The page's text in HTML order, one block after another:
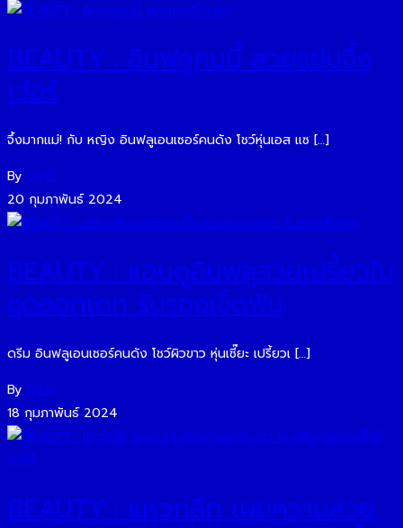
BEAUTY : อินฟลูคนนี้ สวยแซ่บจึ้ง
เว่อร์
จึ้งมากแม่! กับ หญิง อินฟลูเอนเซอร์คนดัง โชว์หุ่นเอส แซ […]
By O2O
20 กุมภาพันธ์ 2024
BEAUTY : แอบดูอินฟลูสวยเปรี้ยวใน
ชุดออกเดท รับรองเข็ดฟัน
ดรีม อินฟลูเอนเซอร์คนดัง โชว์ผิวขาว หุ่นเซี๊ยะ เปรี้ยวเ […]
By O2O
18 กุมภาพันธ์ 2024
BEAUTY : แหวกลึก เผยความสวย